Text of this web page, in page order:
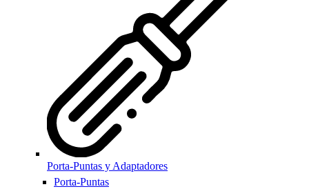
Porta-Puntas y Adaptadores
Porta-Puntas